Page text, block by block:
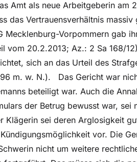
Amt als neue Arbeitgeberin am
das Vertrauensverhältnis
Mecklenburg-Vorpommern gab
vom 20.2.2013; Az.: 2 Sa 168/
sich an das Urteil des
m. w. N.). Das Gericht war
beteiligt war. Auch die
der Betrug bewusst war, sei
Klägerin sei deren Arglosigkeit
vor. Die
nicht um weitere